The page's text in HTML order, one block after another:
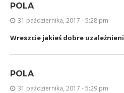
POLA
31 października, 2017 - 5:28 pm
Wreszcie jakieś dobre
POLA
31 października, 2017 - 5:29 pm